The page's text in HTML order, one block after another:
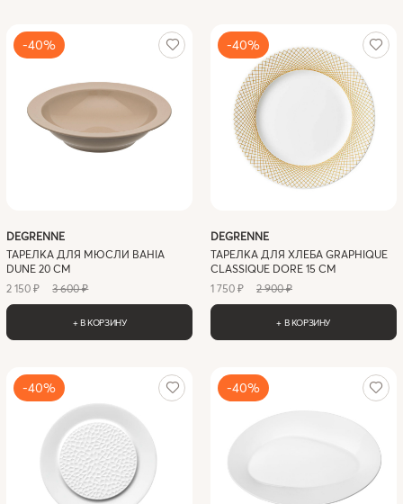
-40%
DEGRENNE
ТАРЕЛКА ДЛЯ МЮСЛИ BAHIA
DUNE 20 СМ
2 150 ₽
3 600 ₽
+ В КОРЗИНУ
-40%
DEGRENNE
ТАРЕЛКА ДЛЯ ХЛЕБА GRAPHIQUE
CLASSIQUE DORE 15 СМ
1 750 ₽
2 900 ₽
+ В КОРЗИНУ
-40% -40%